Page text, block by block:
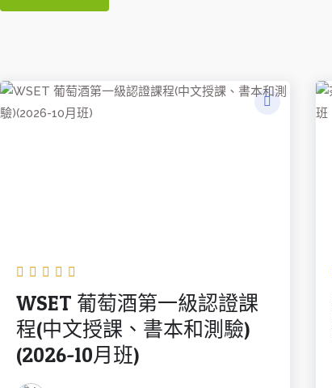
WSET 葡萄酒第一級認證課
程(中文授課、書本和測驗)
(2026-10月班)